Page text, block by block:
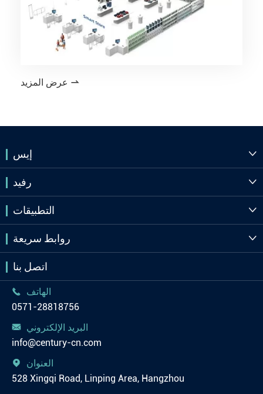

إيس 
رفيد 
التطبيقات 
روابط سريعة 
اتصل بنا

الهاتف
0571-28818756

البريد الإلكتروني
info@century-cn.com

العنوان
528 Xingqi Road, Linping Area, Hangzhou